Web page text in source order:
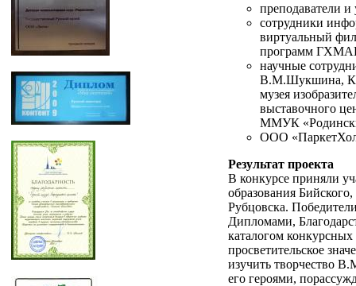
преподаватели и
сотрудники
виртуальный
программ ГХМАК
научные
В.М.Шукшина,
музея
выставочного
ММУК
ООО
Результат проекта
В конкурсе приняли
образования
Рубцовска.
Дипломами,
каталогом
просветительское
изучить творчество
его героями,